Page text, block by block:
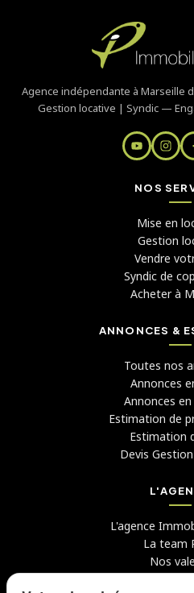
Agence indépendante à Marseille
Gestion locative | Syndic —
NOS
Mise en
Gestion
Vendre
Syndic de
Acheter à
ANNONCES &
Toutes nos
Annonces
Annonces
Estimation de
Estimation
Devis
L'agence
La team
Nos
Avis